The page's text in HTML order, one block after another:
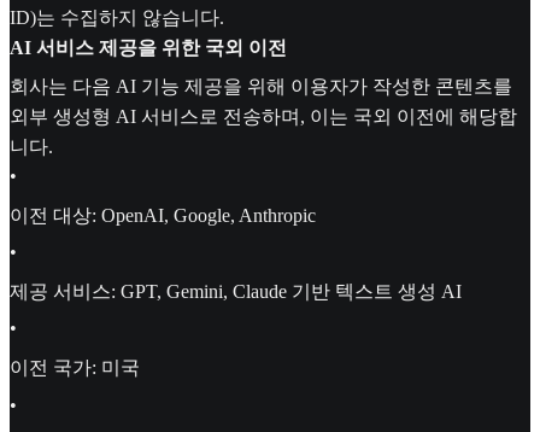
ID)는 수집하지 않습니다.
AI 서비스 제공을 위한 국외 이전
회사는 다음 AI 기능 제공을 위해 이용자가 작성한 콘텐츠를
외부 생성형 AI 서비스로 전송하며, 이는 국외 이전에 해당합
니다.
•
이전 대상: OpenAI, Google, Anthropic
•
제공 서비스: GPT, Gemini, Claude 기반 텍스트 생성 AI
•
이전 국가: 미국
•